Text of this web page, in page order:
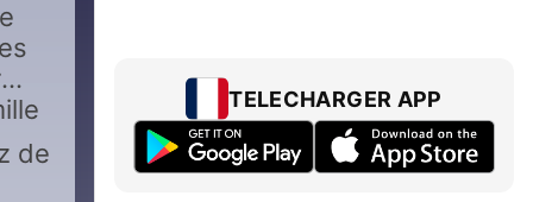
de
TELECHARGER APP